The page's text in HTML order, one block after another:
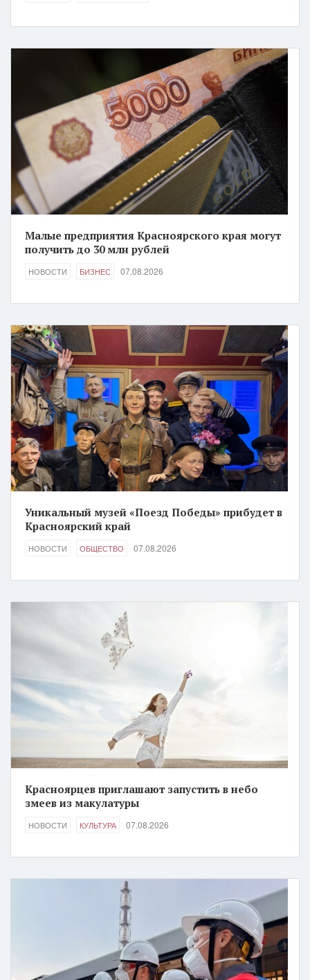
Малые предприятия Красноярского края могут
получить до 30 млн рублей
НОВОСТИ БИЗНЕС 07.08.2026
Уникальный музей «Поезд Победы» прибудет в
Красноярский край
НОВОСТИ ОБЩЕСТВО 07.08.2026
Красноярцев приглашают запустить в небо
змеев из макулатуры
НОВОСТИ КУЛЬТУРА 07.08.2026